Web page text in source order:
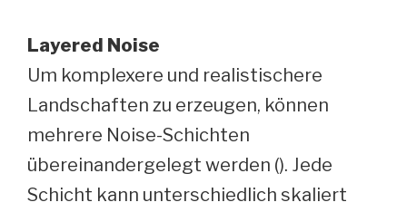
Layered Noise
Um komplexere und realistischere
Landschaften zu erzeugen, können
mehrere Noise-Schichten
übereinandergelegt werden (). Jede
Schicht kann unterschiedlich skaliert